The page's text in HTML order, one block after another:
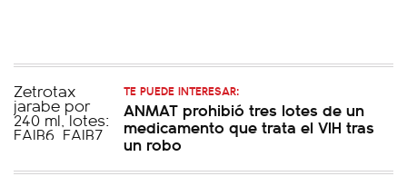
TE PUEDE INTERESAR:
ANMAT prohibió tres lotes de un
medicamento que trata el VIH tras
un robo